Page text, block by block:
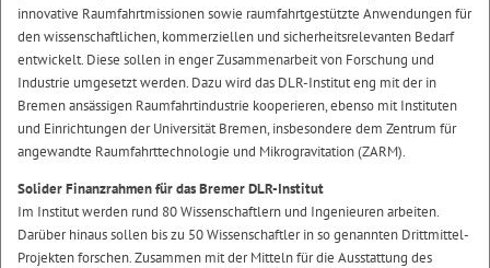
innovative Raumfahrtmissionen sowie raumfahrtgestützte Anwendungen für
den wissenschaftlichen, kommerziellen und sicherheitsrelevanten Bedarf
entwickelt. Diese sollen in enger Zusammenarbeit von Forschung und
Industrie umgesetzt werden. Dazu wird das DLR-Institut eng mit der in
Bremen ansässigen Raumfahrtindustrie kooperieren, ebenso mit Instituten
und Einrichtungen der Universität Bremen, insbesondere dem Zentrum für
angewandte Raumfahrttechnologie und Mikrogravitation (ZARM).
Solider Finanzrahmen für das Bremer DLR-Institut
Im Institut werden rund 80 Wissenschaftlern und Ingenieuren arbeiten.
Darüber hinaus sollen bis zu 50 Wissenschaftler in so genannten Drittmittel-
Projekten forschen. Zusammen mit der Mitteln für die Ausstattung des